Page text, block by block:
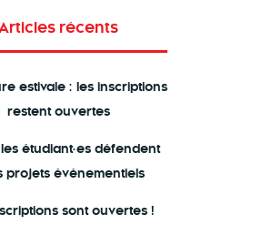
récents
estivale : les inscriptions
restent ouvertes
étudiant·es défendent
projets événementiels
sont ouvertes !